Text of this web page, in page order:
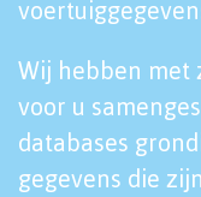
Wij hebben met
voor u
databases
gegevens die